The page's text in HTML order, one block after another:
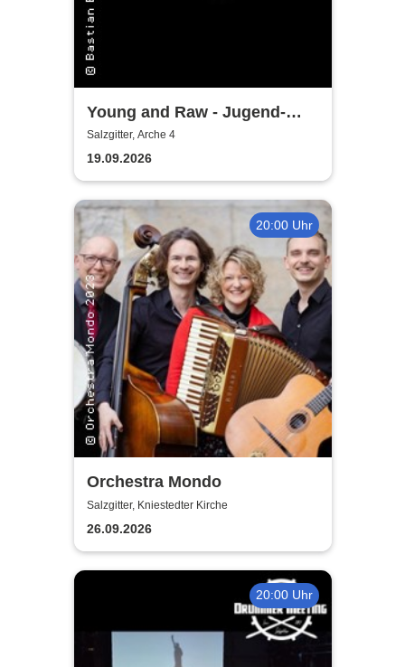
Young and Raw - Jugend-
Konzert
Salzgitter, Arche 4
19.09.2026
20:00 Uhr
Orchestra Mondo
Salzgitter, Kniestedter Kirche
26.09.2026
20:00 Uhr